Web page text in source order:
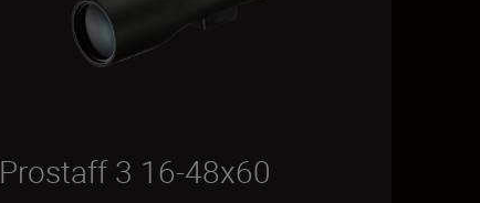
Prostaff 3 16-48x60